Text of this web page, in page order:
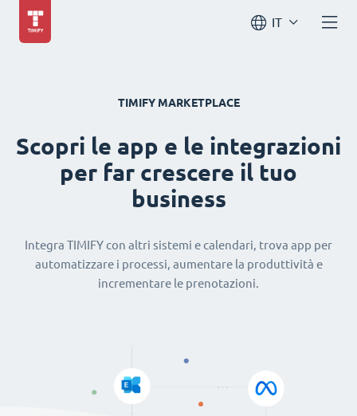
IT
TIMIFY MARKETPLACE
Scopri le app e le integrazioni
per far crescere il tuo
business
Integra TIMIFY con altri sistemi e calendari, trova app per
automatizzare i processi, aumentare la produttività e
incrementare le prenotazioni.